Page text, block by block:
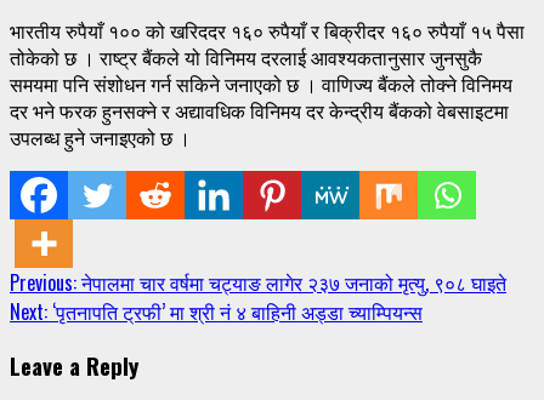
भारतीय रुपैयाँ १०० को खरिददर १६० रुपैयाँ र बिक्रीदर १६० रुपैयाँ १५ पैसा
तोकेको छ । राष्ट्र बैंकले यो विनिमय दरलाई आवश्यकतानुसार जुनसुकै
समयमा पनि संशोधन गर्न सकिने जनाएको छ । वाणिज्य बैंकले तोक्ने विनिमय
दर भने फरक हुनसक्ने र अद्यावधिक विनिमय दर केन्द्रीय बैंकको वेबसाइटमा
उपलब्ध हुने जनाइएको छ ।
Continue
Reading
Previous:नेपालमा चार वर्षमा चट्याङ लागेर २३७ जनाको मृत्यु, ९०८ घाइते
Next: ‘पृतनापति ट्रफी’ मा श्री नं ४ बाहिनी अड्डा च्याम्पियन्स
Leave a Reply